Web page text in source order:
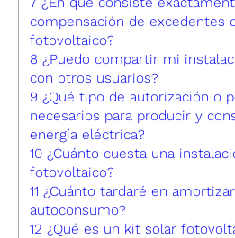
compensación de excedentes
fotovoltaico?
8 ¿Puedo compartir mi
con otros usuarios?
9 ¿Qué tipo de autorización o
necesarios para producir y
energía eléctrica?
10 ¿Cuánto cuesta una
fotovoltaico?
11 ¿Cuánto tardaré en
autoconsumo?
12 ¿Qué es un kit solar